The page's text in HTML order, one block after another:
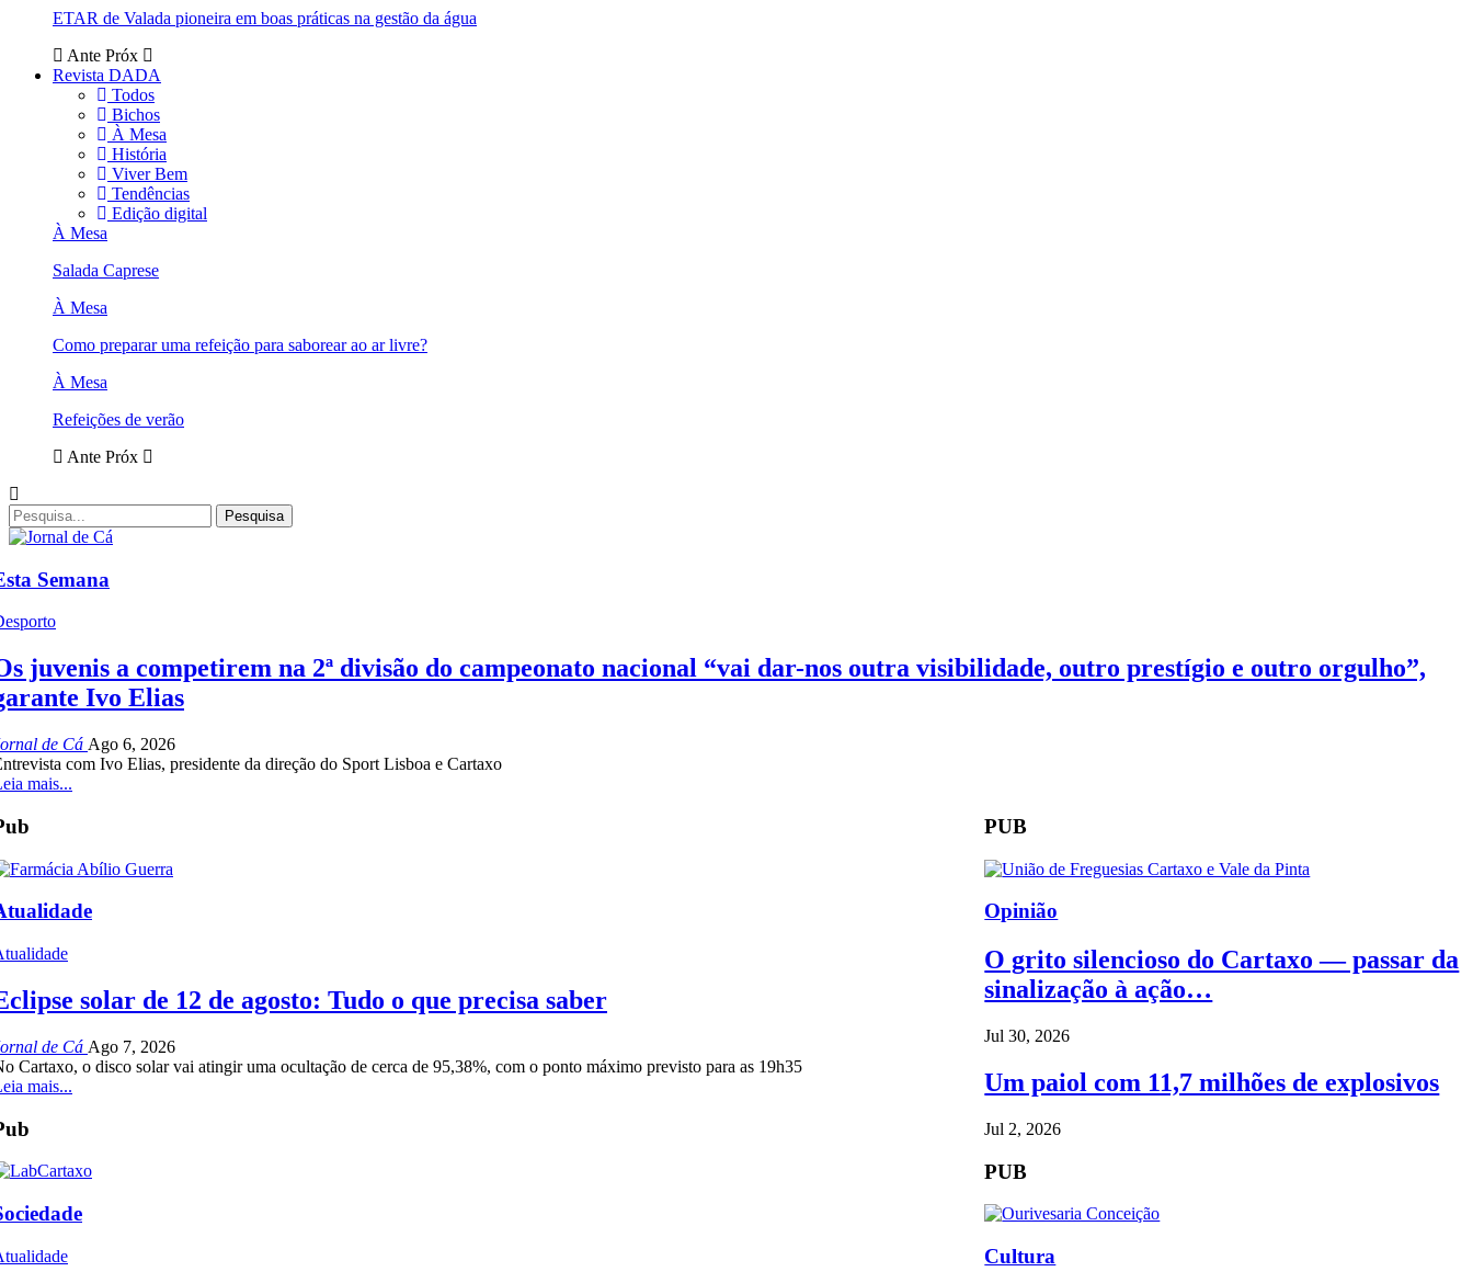
ETAR de Valada pioneira em boas práticas na gestão da água
Ante Próx
Revista DADA
Todos
Bichos
À Mesa
História
Viver Bem
Tendências
Edição digital
À Mesa
Salada Caprese
À Mesa
Como preparar uma refeição para saborear ao ar livre?
À Mesa
Refeições de verão
Ante Próx
Semana
juvenis a competirem na 2ª divisão do campeonato nacional “vai dar-nos outra visibilidade, outro prestígio e outro orgulho”,
Ivo Elias
de Cá Ago 6, 2026
com Ivo Elias, presidente da direção do Sport Lisboa e Cartaxo
mais...
solar de 12 de agosto: Tudo o que precisa saber
de Cá Ago 7, 2026
Cartaxo, o disco solar vai atingir uma ocultação de cerca de 95,38%, com o ponto máximo previsto para as 19h35
mais...
PUB
Opinião
O grito silencioso do Cartaxo — passar da
sinalização à ação…
Jul 30, 2026
Um paiol com 11,7 milhões de explosivos
Jul 2, 2026
PUB
Cultura